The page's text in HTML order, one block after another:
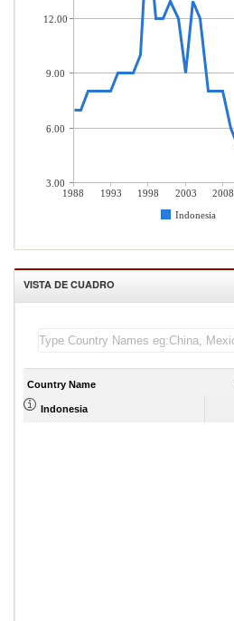
1988 1993 1998 2003 2008
Indonesia
12.00
9.00
6.00
3.00
VISTA DE CUADRO
Country Name
Indonesia